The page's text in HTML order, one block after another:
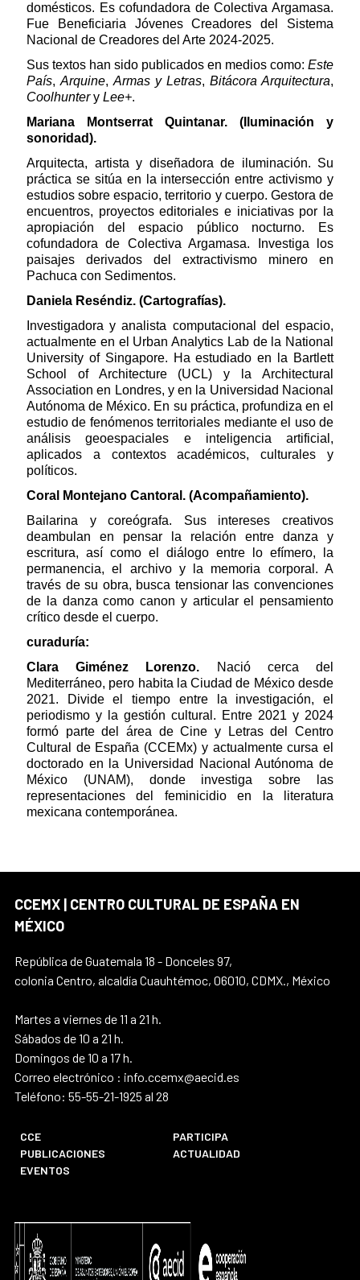
domésticos. Es cofundadora de Colectiva Argamasa.
Fue Beneficiaria Jóvenes Creadores del Sistema
Nacional de Creadores del Arte 2024-2025.
Sus textos han sido publicados en medios como: Este
País, Arquine, Armas y Letras, Bitácora Arquitectura,
Coolhuntery Lee+.
Mariana Montserrat Quintanar. (Iluminación y
sonoridad).
Arquitecta, artista y diseñadora de iluminación. Su
práctica se sitúa en la intersección entre activismo y
estudios sobre espacio, territorio y cuerpo. Gestora de
encuentros, proyectos editoriales e iniciativas por la
apropiación del espacio público nocturno. Es
cofundadora de Colectiva Argamasa. Investiga los
paisajes derivados del extractivismo minero en
Pachuca con Sedimentos.
Daniela Reséndiz. (Cartografías).
Investigadora y analista computacional del espacio,
actualmente en el Urban Analytics Lab de la National
University of Singapore. Ha estudiado en la Bartlett
School of Architecture (UCL) y la Architectural
Association en Londres, y en la Universidad Nacional
Autónoma de México. En su práctica, profundiza en el
estudio de fenómenos territoriales mediante el uso de
análisis geoespaciales e inteligencia artificial,
aplicados a contextos académicos, culturales y
políticos.
Coral Montejano Cantoral. (Acompañamiento).
Bailarina y coreógrafa. Sus intereses creativos
deambulan en pensar la relación entre danza y
escritura, así como el diálogo entre lo efímero, la
permanencia, el archivo y la memoria corporal. A
través de su obra, busca tensionar las convenciones
de la danza como canon y articular el pensamiento
crítico desde el cuerpo.
curaduría:
Clara Giménez Lorenzo.
Nació cerca del
Mediterráneo, pero habita la Ciudad de México desde
2021. Divide el tiempo entre la investigación, el
periodismo y la gestión cultural. Entre 2021 y 2024
formó parte del área de Cine y Letras del Centro
Cultural de España (CCEMx) y actualmente cursa el
doctorado en la Universidad Nacional Autónoma de
México (UNAM), donde investiga sobre las
representaciones del feminicidio en la literatura
mexicana contemporánea.
CCEMX | CENTRO CULTURAL DE ESPAÑA EN
MÉXICO
República de Guatemala 18 - Donceles 97,
colonia Centro, alcaldía Cuauhtémoc, 06010, CDMX., México
Martes a viernes de 11 a 21 h.
Sábados de 10 a 21 h.
Domingos de 10 a 17 h.
Correo electrónico : info.ccemx@aecid.es
Teléfono: 55-55-21-1925 al 28
CCE
PARTICIPA
PUBLICACIONES
ACTUALIDAD
EVENTOS